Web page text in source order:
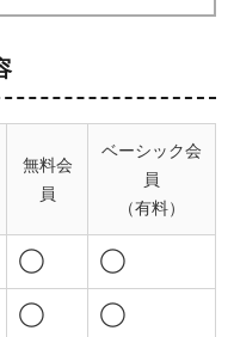
無料会
員
ベーシック会
員
（有料）
◯ ◯
◯ ◯